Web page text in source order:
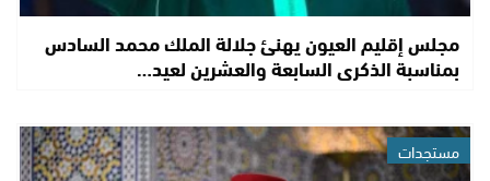
مجلس إقليم العيون يهنئ جلالة الملك محمد السادس
بمناسبة الذكرى السابعة والعشرين لعيد…
مستجدات